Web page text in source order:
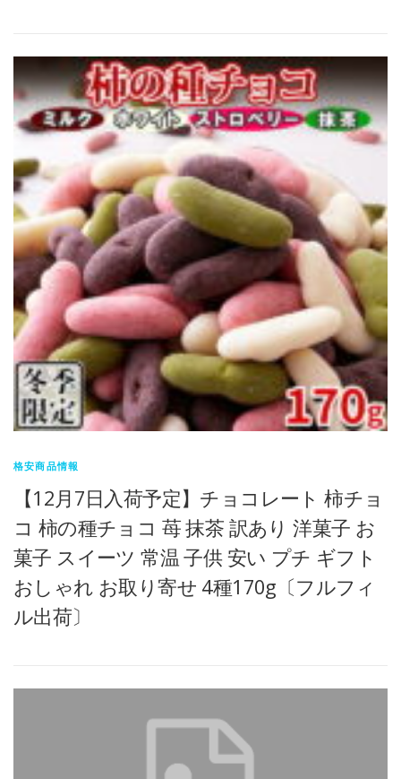
格安商品情報
【12月7日入荷予定】チョコレート 柿チョ
コ 柿の種チョコ 苺 抹茶 訳あり 洋菓子 お
菓子 スイーツ 常温 子供 安い プチ ギフト
おしゃれ お取り寄せ 4種170g〔フルフィ
ル出荷〕